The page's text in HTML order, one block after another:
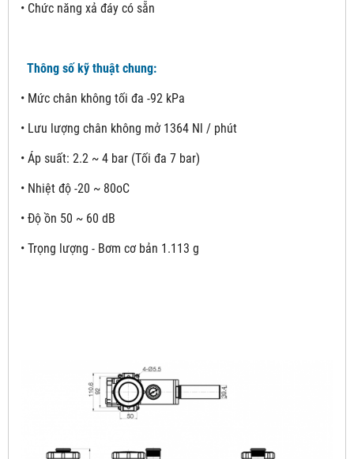
• Chức năng xả đáy có sẵn
Thông số kỹ thuật chung:
• Mức chân không tối đa -92 kPa
• Lưu lượng chân không mở 1364 Nl / phút
• Áp suất: 2.2 ~ 4 bar (Tối đa 7 bar)
• Nhiệt độ -20 ~ 80oC
• Độ ồn 50 ~ 60 dB
• Trọng lượng - Bơm cơ bản 1.113 g